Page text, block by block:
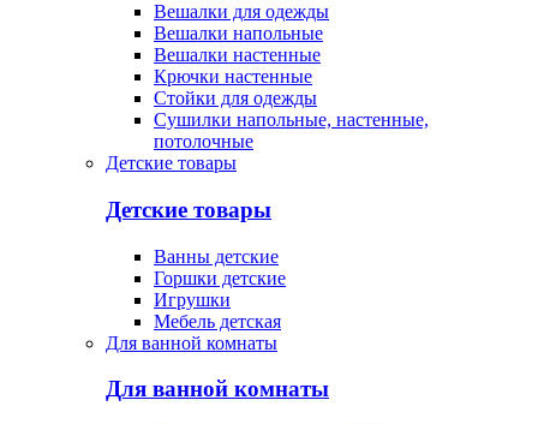
Вешалки для одежды
Вешалки напольные
Вешалки настенные
Крючки настенные
Стойки для одежды
Сушилки напольные, настенные,
потолочные
Детские товары
Детские товары
Ванны детские
Горшки детские
Игрушки
Мебель детская
Для ванной комнаты
Для ванной комнаты